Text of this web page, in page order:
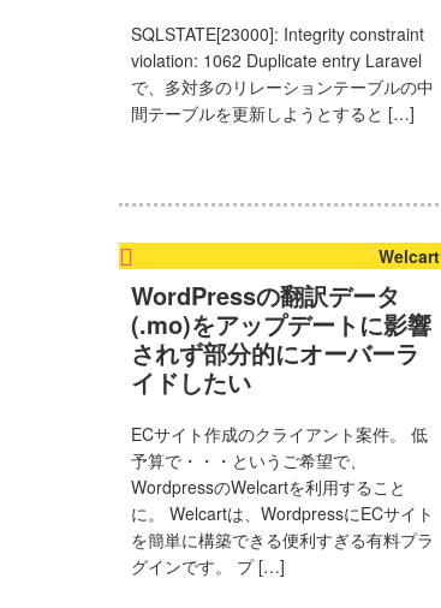
SQLSTATE[23000]: Integrity constraint
violation: 1062 Duplicate entry Laravel
で、多対多のリレーションテーブルの中
間テーブルを更新しようとすると […]
Welcart
WordPressの翻訳データ
(.mo)をアップデートに影響
されず部分的にオーバーラ
イドしたい
ECサイト作成のクライアント案件。 低
予算で・・・というご希望で、
WordpressのWelcartを利用すること
に。 Welcartは、WordpressにECサイト
を簡単に構築できる便利すぎる有料プラ
グインです。 プ […]